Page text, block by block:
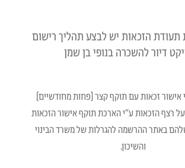
הזכאות יש לבצע תהליך רישום
דיור להשכרה בנופי בן שמן
אישור זכאות עם תוקף קצר (פחות מחודשיים)
רצף הזכאות ע״י הארכת תוקף אישור הזכאות
באתר ההרשמה להגרלות של משרד הבינוי
והשיכון.